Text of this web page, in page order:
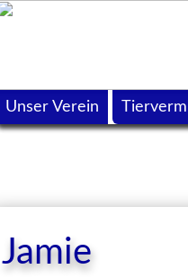
Jamie
Unser Verein